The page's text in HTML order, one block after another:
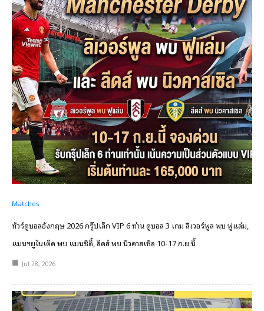
Matches
ทัวร์ดูบอลอังกฤษ 2026 กรุ๊ปเล็ก VIP 6 ท่าน ดูบอล 3 เกม ลิเวอร์พูล พบ ฟูแล่ม,
แมนฯยูไนเต็ด พบ แมนซิตี้, ลีดส์ พบ นิวคาสเซิล 10-17 ก.ย.นี้
Jul 28, 2026